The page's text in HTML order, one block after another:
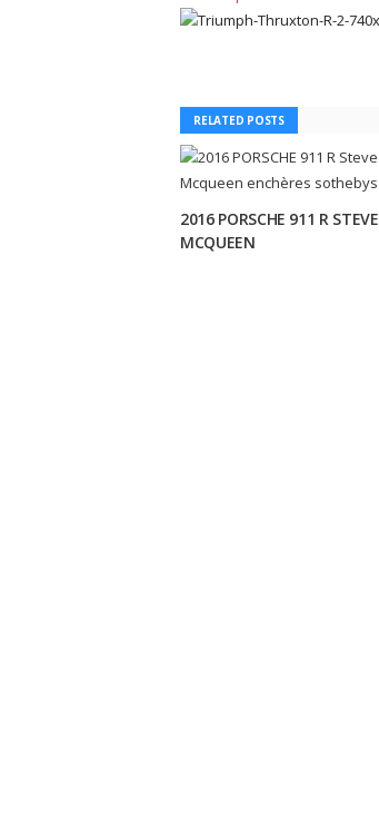
RELATED POSTS
2016 PORSCHE 911 R STEVE
MCQUEEN